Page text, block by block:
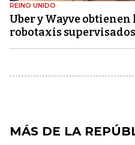
REINO UNIDO
Uber y Wayve
robotaxis
MÁS DE LA